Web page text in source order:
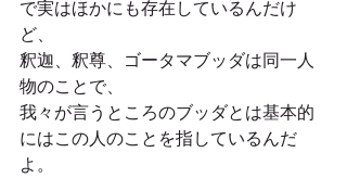
で実はほかにも存在しているんだけ
ど、
釈迦、釈尊、ゴータマブッダは同一人
物のことで、
我々が言うところのブッダとは基本的
にはこの人のことを指しているんだ
よ。